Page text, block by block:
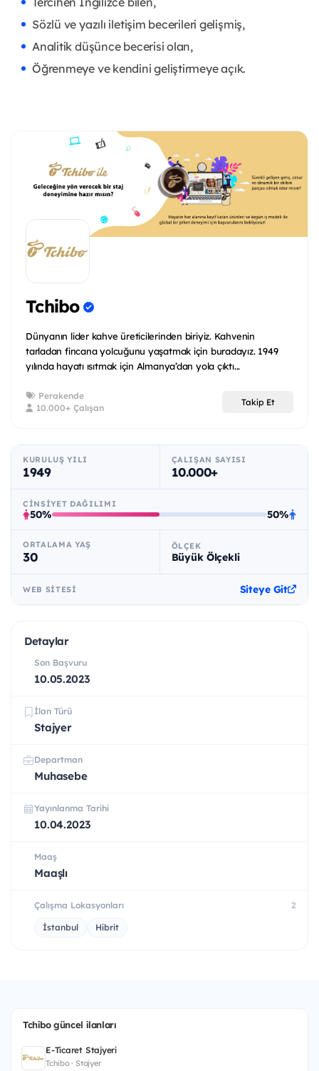
Sözlü ve yazılı iletişim becerileri gelişmiş,
Analitik düşünce becerisi olan,
Öğrenmeye ve kendini geliştirmeye açık.
Tchibo
Dünyanın lider kahve üreticilerinden biriyiz. Kahvenin
tarladan fincana yolcuğunu yaşatmak için buradayız. 1949
yılında hayatı ısıtmak için Almanya’dan yola çıktı...
Perakende
10.000+ Çalışan
Takip Et
KURULUŞ YILI
1949
ÇALIŞAN SAYISI
10.000+
CINSIYET DAĞILIMI
50% 50%
ORTALAMA YAŞ
30
ÖLÇEK
Büyük Ölçekli
WEB SITESI Siteye Git
Detaylar
Son Başvuru
10.05.2023
İlan Türü
Stajyer
Departman
Muhasebe
Yayınlanma Tarihi
10.04.2023
Maaş
Maaşlı
Çalışma Lokasyonları 2
İstanbul Hibrit
Tchibo güncel ilanları
E-Ticaret Stajyeri
Tchibo · Stajyer